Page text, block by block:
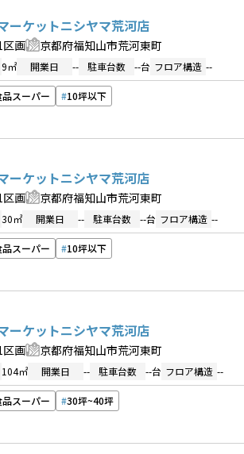
ーケットニシヤマ荒河店
区画 京都府福知山市荒河東町
9㎡ 開業日 -- 駐車台数 --台 フロア構造 --
品スーパー 10坪以下
ーケットニシヤマ荒河店
区画 京都府福知山市荒河東町
30㎡ 開業日 -- 駐車台数 --台 フロア構造 --
品スーパー 10坪以下
ーケットニシヤマ荒河店
区画 京都府福知山市荒河東町
104㎡ 開業日 -- 駐車台数 --台 フロア構造 --
品スーパー 30坪~40坪